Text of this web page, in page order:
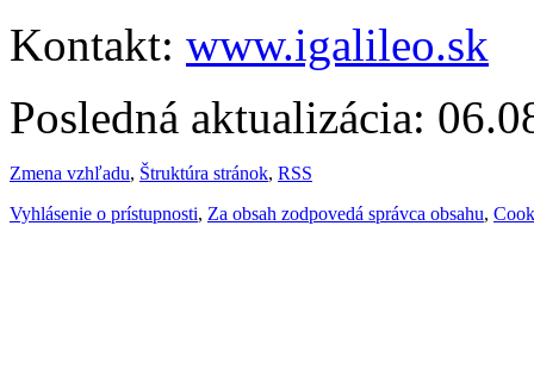
Kontakt: www.igalileo.sk
Posledná aktualizácia:
Zmena vzhľadu, Štruktúra stránok, RSS
Vyhlásenie o prístupnosti, Za obsah zodpovedá správca obsahu,